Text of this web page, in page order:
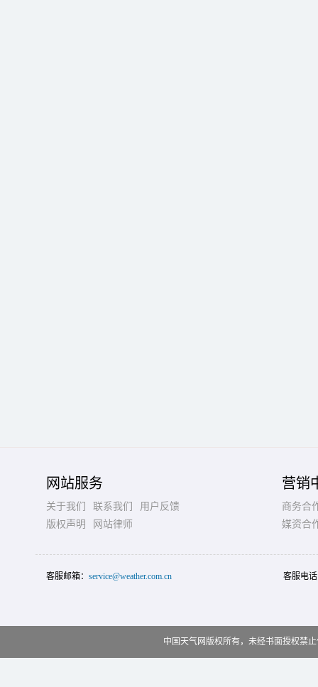
网站服务
关于我们 联系我们
用户反馈
版权声明
网站律师
营销
商务合
媒资合
客服邮箱： service@weather.com.cn 客服电
中国天气网版权所有，未经书面授权